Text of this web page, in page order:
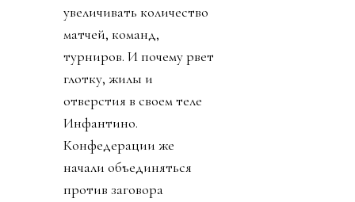
увеличивать количество
матчей, команд,
турниров. И почему рвет
глотку, жилы и
отверстия в своем теле
Инфантино.
Конфедерации же
начали объединяться
против заговора